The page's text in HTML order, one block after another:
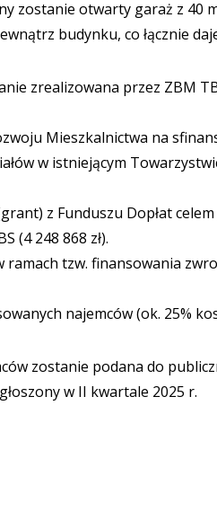
zostanie otwarty garaż z 40
budynku, co łącznie
zrealizowana przez ZBM
Mieszkalnictwa na
w istniejącym
z Funduszu Dopłat
(4 248 868 zł).
ramach tzw. finansowania
najemców (ok. 25%
zostanie podana do
w II kwartale 2025 r.